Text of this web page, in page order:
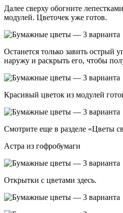
Далее сверху обогните
модулей. Цветочек уже готов.
Останется только завить острый
наружу и раскрыть его, чтобы
Красивый цветок из модулей
Смотрите еще в разделе «Цветы
Астра из гофробумаги
Открытки с цветами здесь.